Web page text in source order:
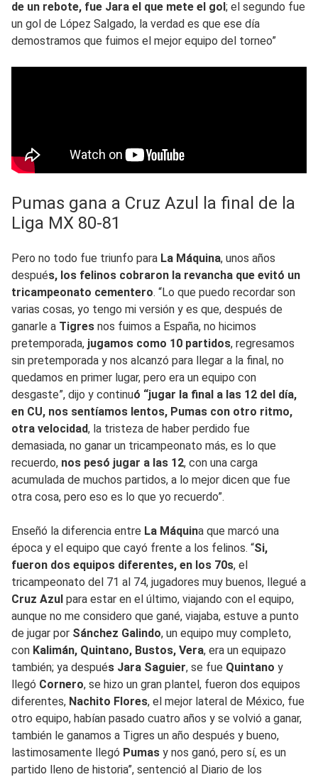
de un rebote, fue Jara el que mete el gol; el segundo fue
un gol de López Salgado, la verdad es que ese día
demostramos que fuimos el mejor equipo del torneo”
Pumas gana a Cruz Azul la final de la
Liga MX 80-81
Pero no todo fue triunfo para La Máquina, unos años
después, los felinos cobraron la revancha que evitó un
tricampeonato cementero. “Lo que puedo recordar son
varias cosas, yo tengo mi versión y es que, después de
ganarle a Tigres nos fuimos a España, no hicimos
pretemporada, jugamos como 10 partidos, regresamos
sin pretemporada y nos alcanzó para llegar a la final, no
quedamos en primer lugar, pero era un equipo con
desgaste”, dijo y continuó “jugar la final a las 12 del día,
en CU, nos sentíamos lentos, Pumas con otro ritmo,
otra velocidad, la tristeza de haber perdido fue
demasiada, no ganar un tricampeonato más, es lo que
recuerdo, nos pesó jugar a las 12, con una carga
acumulada de muchos partidos, a lo mejor dicen que fue
otra cosa, pero eso es lo que yo recuerdo”.
Enseñó la diferencia entre La Máquina que marcó una
época y el equipo que cayó frente a los felinos. “Si,
fueron dos equipos diferentes, en los 70s, el
tricampeonato del 71 al 74, jugadores muy buenos, llegué a
Cruz Azul para estar en el último, viajando con el equipo,
aunque no me considero que gané, viajaba, estuve a punto
de jugar por Sánchez Galindo, un equipo muy completo,
con Kalimán, Quintano, Bustos, Vera, era un equipazo
también; ya después Jara Saguier, se fue Quintano y
llegó Cornero, se hizo un gran plantel, fueron dos equipos
diferentes, Nachito Flores, el mejor lateral de México, fue
otro equipo, habían pasado cuatro años y se volvió a ganar,
también le ganamos a Tigres un año después y bueno,
lastimosamente llegó Pumas y nos ganó, pero sí, es un
partido lleno de historia”, sentenció al Diario de los